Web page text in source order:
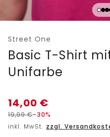
Street One
Basic T-Shirt
Unifarbe
14,00 €
19,99€-30%
inkl. MwSt. zzgl.